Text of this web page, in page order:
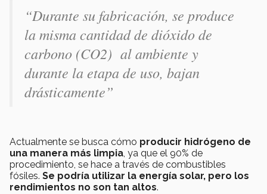
“Durante su fabricación, se produce
la misma cantidad de dióxido de
carbono (CO2) al ambiente y
durante la etapa de uso, bajan
drásticamente”
Actualmente se busca cómo producir hidrógeno de
una manera más limpia, ya que el 90% de
procedimiento, se hace a través de combustibles
fósiles. Se podría utilizar la energía solar, pero los
rendimientos no son tan altos.